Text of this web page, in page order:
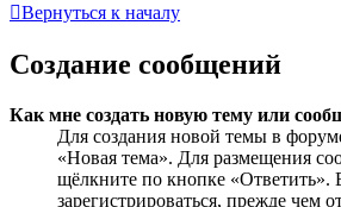
Вернуться к началу
Создание сообщений
Как мне создать новую тему или
Для создания новой темы в
«Новая тема». Для размещения
щёлкните по кнопке «Ответить».
зарегистрироваться, прежде чем